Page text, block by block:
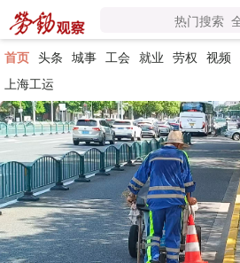
首页 头条 城事 工会 就业 劳权 视频
上海工运